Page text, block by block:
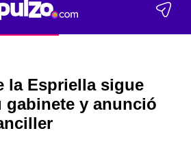
la Espriella sigue
gabinete y anunció